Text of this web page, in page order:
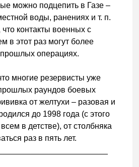
можно подцепить в Газе –
воды, ранениях и т. п.
контакты военных с
в этот раз могут более
операциях.
многие резервисты уже
раундов боевых
от желтухи – разовая и
до 1998 года (с этого
в детстве), от столбняка
раз в пять лет.